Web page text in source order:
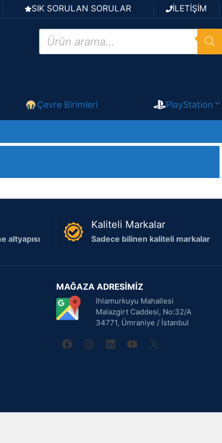
SIK SORULAN SORULAR İLETİŞİM
Products
search
Çevre Birimleri PlayStation
altyapısı
Kaliteli Markalar
Sadece bilinen kaliteli markalar
MAĞAZA ADRESİMİZ
Ihlamurkuyu Mahallesi
Malazgirt Caddesi, No:32/A
34771, Ümraniye / İstanbul
facebook
instagram
linkedinyoutube
X